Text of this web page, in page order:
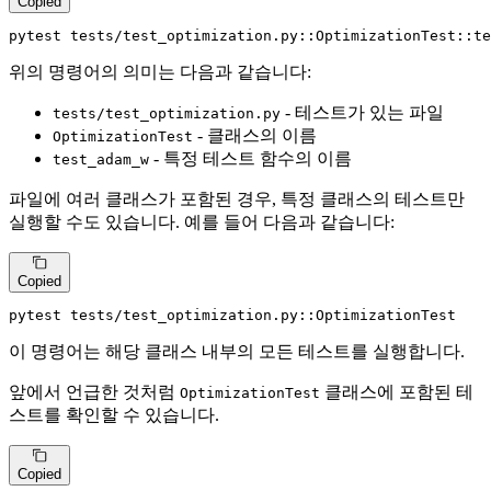
pytest tests/
위의 명령어의 의미는 다음과 같습니다:
tests/test_optimization.py - 테스트가 있는 파일
OptimizationTest - 클래스의 이름
test_adam_w - 특정 테스트 함수의 이름
파일에 여러 클래스가 포함된 경우, 특정 클래스의 테스트만
실행할 수도 있습니다. 예를 들어 다음과 같습니다:
Copied
pytest tests/test_optimization.py::OptimizationTest
이 명령어는 해당 클래스 내부의 모든 테스트를 실행합니다.
앞에서 언급한 것처럼 OptimizationTest 클래스에 포함된 테
스트를 확인할 수 있습니다.
Copied